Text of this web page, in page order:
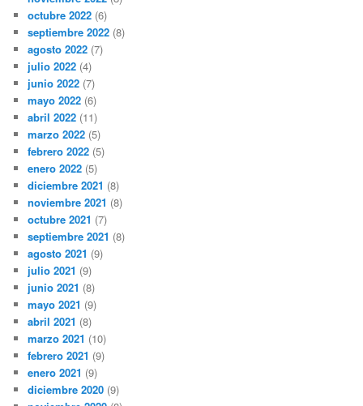
octubre 2022 (6)
septiembre 2022 (8)
agosto 2022 (7)
julio 2022 (4)
junio 2022 (7)
mayo 2022 (6)
abril 2022 (11)
marzo 2022 (5)
febrero 2022 (5)
enero 2022 (5)
diciembre 2021 (8)
noviembre 2021 (8)
octubre 2021 (7)
septiembre 2021 (8)
agosto 2021 (9)
julio 2021 (9)
junio 2021 (8)
mayo 2021 (9)
abril 2021 (8)
marzo 2021 (10)
febrero 2021 (9)
enero 2021 (9)
diciembre 2020 (9)